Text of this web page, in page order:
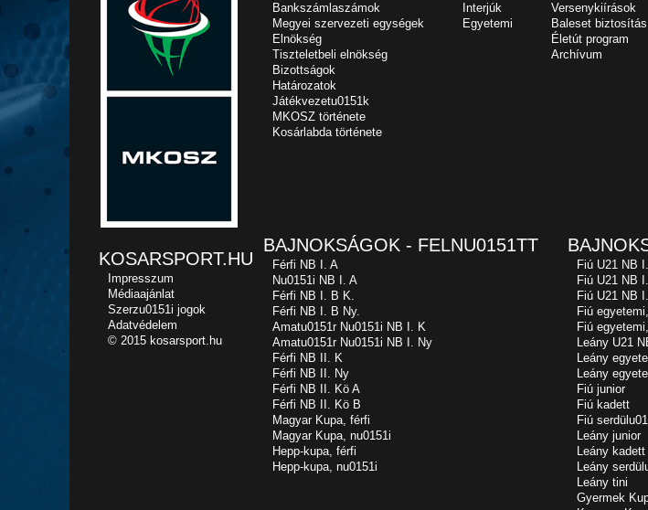
Bankszámlaszámok
Megyei szervezeti egységek
Elnökség
Tiszteletbeli elnökség
Bizottságok
Határozatok
Játékvezetu0151k
MKOSZ története
Kosárlabda története
Interjúk
Egyetemi
Versenykiírások
Baleset biztosítás
Életút program
Archívum
BAJNOKSÁGOK - FELNU0151TT
Férfi NB I. A
Nu0151i NB I. A
Férfi NB I. B K.
Férfi NB I. B Ny.
Amatu0151r Nu0151i NB I. K
Amatu0151r Nu0151i NB I. Ny
Férfi NB II. K
Férfi NB II. Ny
Férfi NB II. Kö A
Férfi NB II. Kö B
Magyar Kupa, férfi
Magyar Kupa, nu0151i
Hepp-kupa, férfi
Hepp-kupa, nu0151i
Fiú U21 NB
Fiú U21 NB
Fiú U21 NB
Fiú
Fiú
Leány U21
Leány
Leány
Fiú junior
Fiú kadett
Fiú
Leány junior
Leány kadett
Leány
Leány tini
Gyermek
KOSARSPORT.HU
Impresszum
Médiaajánlat
Szerzu0151i jogok
Adatvédelem
© 2015 kosarsport.hu